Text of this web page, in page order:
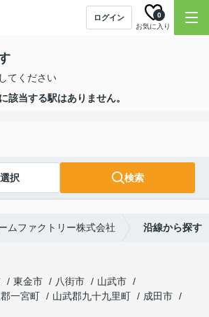
ログイン
お気に入り
0
てください
該当する駅はありません。
択 検索
ムファクトリー株式会社 沿線から探す
東金市 八街市
山武市
一宮町 山武郡九十九里町
成田市